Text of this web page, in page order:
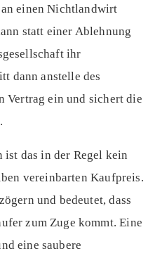
einen Nichtlandwirt
statt einer Ablehnung
ihr
dann anstelle des
Vertrag ein und sichert die
ist das in der Regel kein
vereinbarten Kaufpreis.
und bedeutet, dass
zum Zuge kommt. Eine
eine saubere